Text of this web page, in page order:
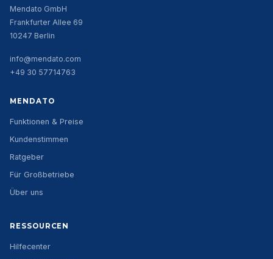
Mendato GmbH
Frankfurter Allee 69
10247 Berlin
info@mendato.com
+49 30 57714763
MENDATO
Funktionen & Preise
Kundenstimmen
Ratgeber
Für Großbetriebe
Über uns
RESSOURCEN
Hilfecenter